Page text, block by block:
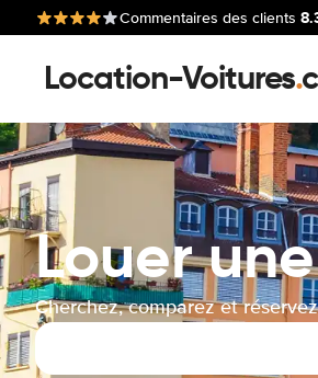
Commentaires des clients
Location-Voitures.
Louer
Cherchez, comparez et